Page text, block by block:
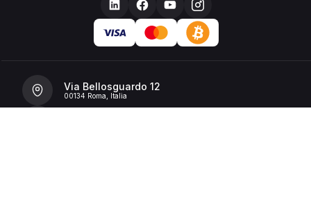
Via Bellosguardo 12
00134 Roma, Italia